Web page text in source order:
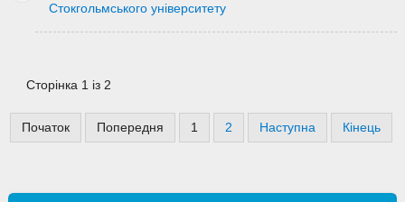
Стокгольмського університету
Сторінка 1 із 2
Початок Попередня 1 2 Наступна Кінець